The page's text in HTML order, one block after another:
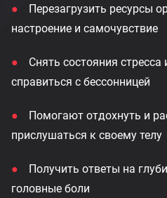
Перезагрузить ресурсы
настроение и самочувствие
Снять состояния стресса
справиться с бессонницей
Помогают отдохнуть и
прислушаться к своему телу
Получить ответы на
головные боли